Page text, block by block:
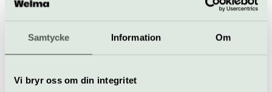
Samtycke Information Om
Vi bryr oss om din integritet